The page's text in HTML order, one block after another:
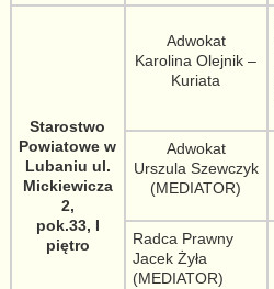
Starostwo
Powiatowe w
Lubaniu ul.
Mickiewicza
2,
pok.33, I
piętro
Adwokat
Karolina Olejnik –
Kuriata
Adwokat
Urszula Szewczyk
(MEDIATOR)
Radca Prawny
Jacek Żyła
(MEDIATOR)